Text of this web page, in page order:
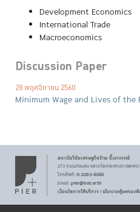
Development Economics
International Trade
Macroeconomics
Discussion Paper
28 พฤศจิกายน 2560
Minimum Wage and Lives of the
สถาบันวิจัยเศรษฐกิจป๋วย อึ๊งภากรณ์
273 ถนนสามเสนแขวงวัดสามพระยาเขตพร
โทรศัพท์: 0-2283-6066
Email: pier@bot.or.th
เงื่อนไขการให้บริการ|นโยบายคุ้มครอง